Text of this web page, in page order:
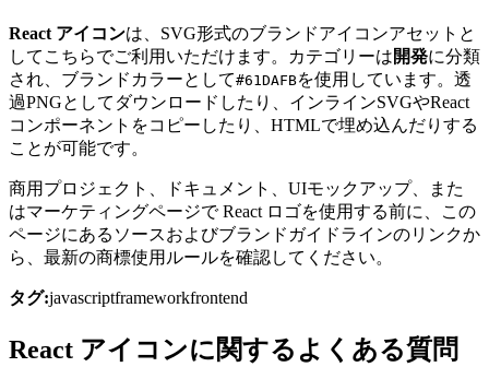
React アイコンは、SVG形式のブランドアイコンアセットと
してこちらでご利用いただけます。カテゴリーは開発に分類
され、ブランドカラーとして#61DAFBを使用しています。透
過PNGとしてダウンロードしたり、インラインSVGやReact
コンポーネントをコピーしたり、HTMLで埋め込んだりする
ことが可能です。
商用プロジェクト、ドキュメント、UIモックアップ、また
はマーケティングページで React ロゴを使用する前に、この
ページにあるソースおよびブランドガイドラインのリンクか
ら、最新の商標使用ルールを確認してください。
タグ:javascriptframeworkfrontend
React アイコンに関するよくある質問